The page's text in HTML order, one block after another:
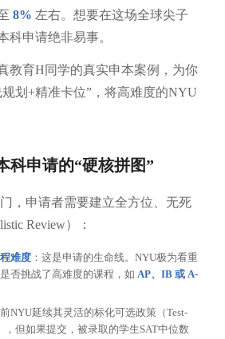
8% 左右。想要在这场全球尖子
科申请绝非易事。
教育H同学的真实申本案例，为你
划+精准卡位”，将高难度的NYU
科申请的“硬核拼图”
，申请者需要建立全方位、无死
Review）：
难度：这是申请的生命线。NYU极为看重
否挑战了高难度的课程，如 AP、IB 或 A-
NYU延续其灵活的标化可选政策（Test-
，但如果提交，被录取的学生SAT中位数